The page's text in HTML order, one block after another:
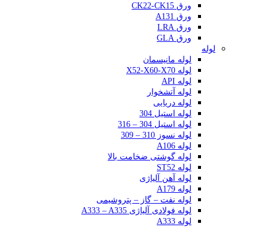
ورق CK22-CK15
ورق A131
ورق LRA
ورق GLA
لوله
لوله مانیسمان
لوله X52-X60-X70
لوله API
لوله آتشخوار
لوله دریایی
لوله استیل 304
لوله استیل 304 – 316
لوله نسوز 310 – 309
لوله A106
لوله گوشتی ضخامت بالا
لوله ST52
لوله آهن آلیاژی
لوله A179
لوله نفت – گاز – پتروشیمی
لوله فولادی آلیاژی A333 – A335
لوله A333